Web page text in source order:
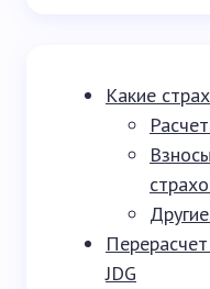
Какие
JDG